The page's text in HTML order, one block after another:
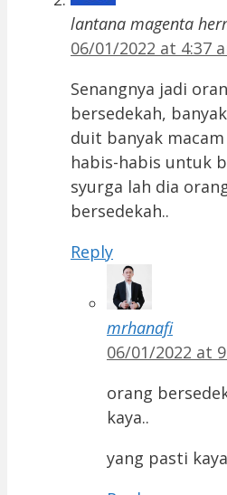
lantana magenta
06/01/2022 at 4:37
Senangnya jadi
bersedekah,
duit banyak
habis-habis untuk
syurga lah dia
bersedekah..
Reply
mrhanafi
06/01/2022 at
orang
kaya..
yang pasti